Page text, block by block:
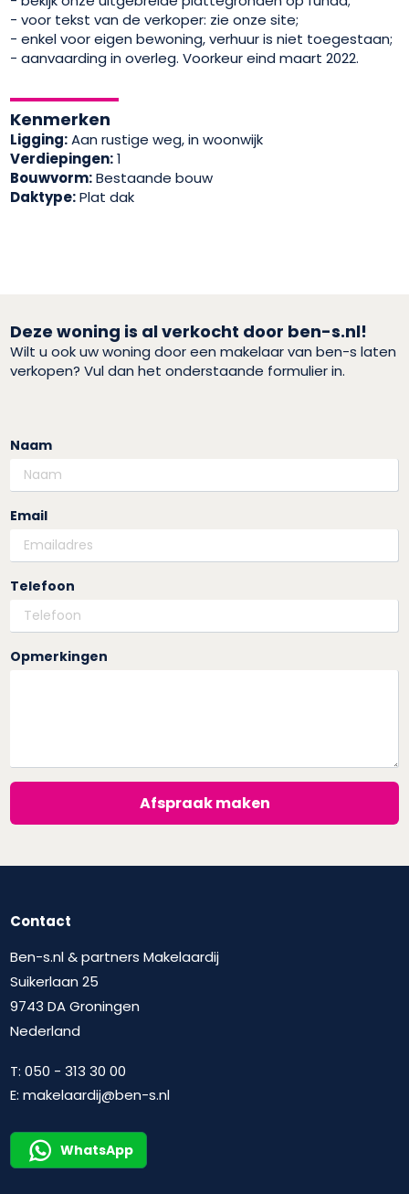
- voor tekst van de verkoper: zie onze site;
- enkel voor eigen bewoning, verhuur is niet toegestaan;
- aanvaarding in overleg. Voorkeur eind maart 2022.
Kenmerken
Ligging:Aan rustige weg, in woonwijk
Verdiepingen:1
Bouwvorm:Bestaande bouw
Daktype:Plat dak
Deze woning is al verkocht door ben-s.nl!
Wilt u ook uw woning door een makelaar van ben-s laten
verkopen? Vul dan het onderstaande formulier in.
Naam
Email
Telefoon
Opmerkingen
Afspraak maken
Contact
Ben-s.nl & partners Makelaardij
Suikerlaan 25
9743 DA Groningen
Nederland
T:050 - 313 30 00
E:makelaardij@ben-s.nl
WhatsApp